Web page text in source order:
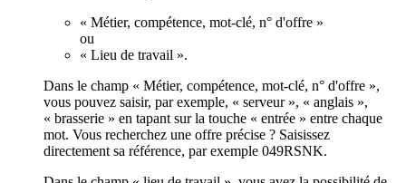
« Métier, compétence, mot-clé, n° d'offre »
ou
« Lieu de travail ».
Dans le champ « Métier, compétence, mot-clé, n° d'offre »,
vous pouvez saisir, par exemple, « serveur », « anglais »,
« brasserie » en tapant sur la touche « entrée » entre chaque
mot. Vous recherchez une offre précise ? Saisissez
directement sa référence, par exemple 049RSNK.